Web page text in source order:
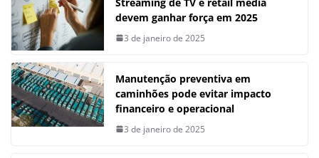
devem ganhar força em 2025
3 de janeiro de 2025
Manutenção preventiva em
caminhões pode evitar impacto
financeiro e operacional
3 de janeiro de 2025